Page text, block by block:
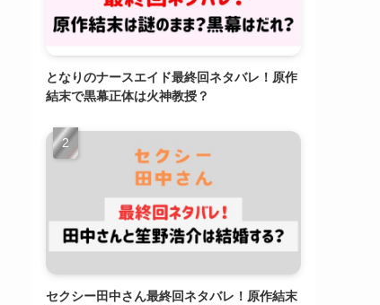
となりのナースエイド最終回ネタバレ！原作
結末で黒幕正体は火神教授？
セクシー田中さん最終回ネタバレ！原作結末